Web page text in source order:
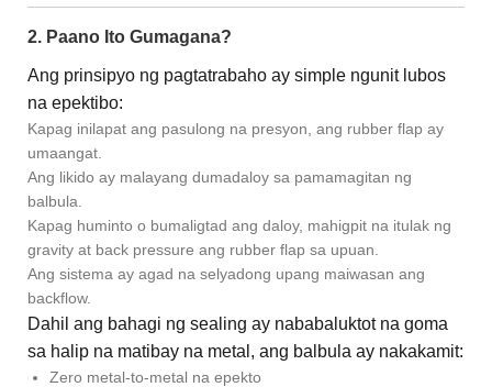
2. Paano Ito Gumagana?
Ang prinsipyo ng pagtatrabaho ay simple ngunit lubos
na epektibo:
Kapag inilapat ang pasulong na presyon, ang rubber flap ay
umaangat.
Ang likido ay malayang dumadaloy sa pamamagitan ng
balbula.
Kapag huminto o bumaligtad ang daloy, mahigpit na itulak ng
gravity at back pressure ang rubber flap sa upuan.
Ang sistema ay agad na selyadong upang maiwasan ang
backflow.
Dahil ang bahagi ng sealing ay nababaluktot na goma
sa halip na matibay na metal, ang balbula ay nakakamit:
Zero metal-to-metal na epekto